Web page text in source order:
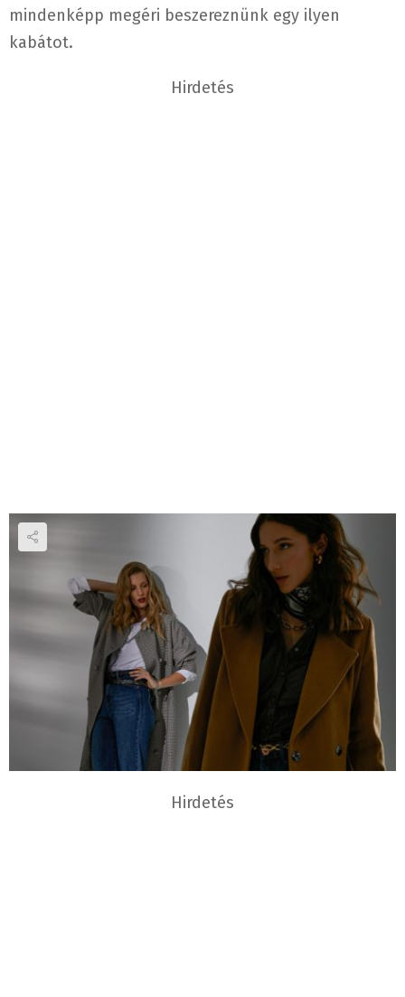
mindenképp megéri beszereznünk egy ilyen
kabátot.
Hirdetés
Hirdetés